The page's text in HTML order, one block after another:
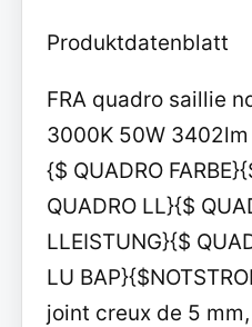
Produktdatenblatt
FRA quadro saillie
3000K 50W 3402lm
{$ QUADRO
QUADRO LL}{$
LLEISTUNG}{$
LU
joint creux de 5